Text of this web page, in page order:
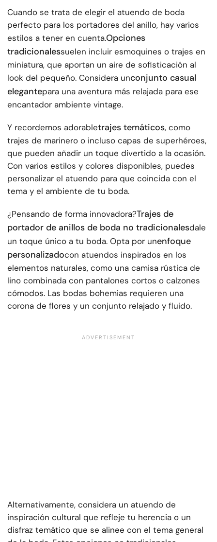
Cuando se trata de elegir el atuendo de boda
perfecto para los portadores del anillo, hay varios
estilos a tener en cuenta.Opciones
tradicionalessuelen incluir esmoquines o trajes en
miniatura, que aportan un aire de sofisticación al
look del pequeño. Considera unconjunto casual
elegantepara una aventura más relajada para ese
encantador ambiente vintage.
Y recordemos adorabletrajes temáticos, como
trajes de marinero o incluso capas de superhéroes,
que pueden añadir un toque divertido a la ocasión.
Con varios estilos y colores disponibles, puedes
personalizar el atuendo para que coincida con el
tema y el ambiente de tu boda.
¿Pensando de forma innovadora?Trajes de
portador de anillos de boda no tradicionalesdale
un toque único a tu boda. Opta por unenfoque
personalizadocon atuendos inspirados en los
elementos naturales, como una camisa rústica de
lino combinada con pantalones cortos o calzones
cómodos. Las bodas bohemias requieren una
corona de flores y un conjunto relajado y fluido.
Alternativamente, considera un atuendo de
inspiración cultural que refleje tu herencia o un
disfraz temático que se alinee con el tema general